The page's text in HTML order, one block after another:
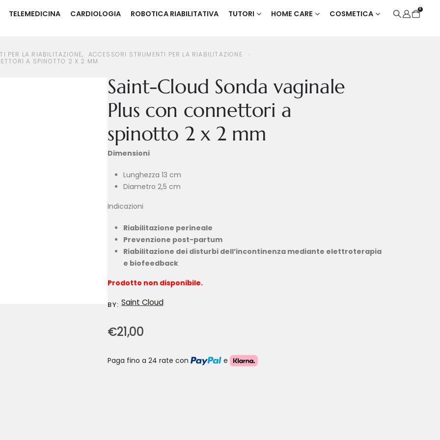
TELEMEDICINA CARDIOLOGIA ROBOTICA RIABILITATIVA TUTORI HOME CARE
COSMETICA
0
PER LA RIABILITAZIONE,
ACCESSORI STRUMENTI PER LA RIABILITAZIONE
A SPINOTTO 2 X 2 MM
Saint-Cloud Sonda vaginale
Plus con connettori a
spinotto 2 x 2 mm
Dimensioni
Lunghezza 13 cm
Diametro 2,5 cm
Indicazioni
Riabilitazione perineale
Prevenzione post-partum
Riabilitazione dei disturbi dell’incontinenza mediante elettroterapia
e biofeedback
Prodotto non disponibile.
BY: Saint Cloud
€21,00
Paga fino a 24 rate con e